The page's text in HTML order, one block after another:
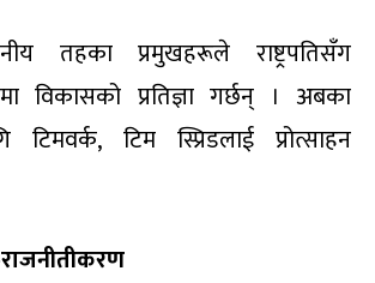
तहका प्रमुखहरूले राष्ट्रपतिसँग
विकासको प्रतिज्ञा गर्छन् । अबका
टिम स्प्रिडलाई प्रोत्साहन